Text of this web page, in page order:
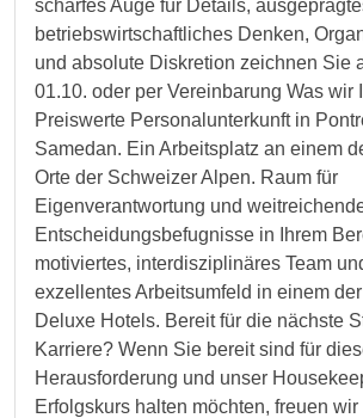
scharfes Auge für Details,
betriebswirtschaftliches Denken,
und absolute Diskretion zeichnen Sie
01.10. oder per Vereinbarung Was wir
Preiswerte Personalunterkunft in
Samedan. Ein Arbeitsplatz an einem
Orte der Schweizer Alpen. Raum für
Eigenverantwortung und
Entscheidungsbefugnisse in Ihrem
motiviertes, interdisziplinäres Team
exzellentes Arbeitsumfeld in einem
Deluxe Hotels. Bereit für die nächste
Karriere? Wenn Sie bereit sind für
Herausforderung und unser
Erfolgskurs halten möchten, freuen